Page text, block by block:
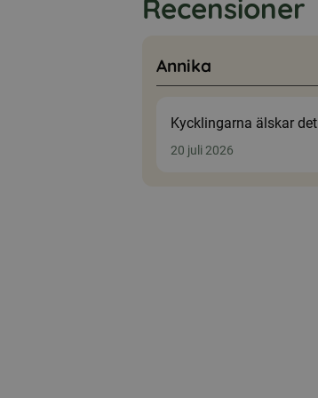
Recensioner
Annika
Kycklingarna älskar det
20 juli 2026